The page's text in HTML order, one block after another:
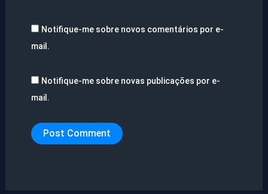
Notifique-me sobre novos comentários por e-
mail.
Notifique-me sobre novas publicações por e-
mail.